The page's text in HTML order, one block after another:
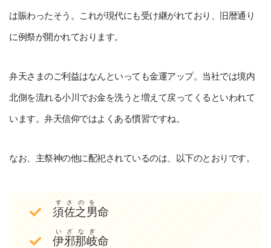
は賑わったそう。これが現代にも受け継がれており、旧暦通り
に例祭が開かれております。
弁天さまのご利益はなんといっても金運アップ。当社では境内
北側を流れる小川でお金を洗うと増えて戻ってくるといわれて
います。弁天信仰ではよくある慣習ですね。
なお、主祭神の他に配祀されているのは、以下のとおりです。
須佐之男
すさのを
命
伊邪那岐
いざなぎ
命